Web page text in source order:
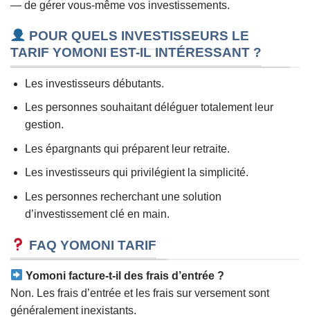
— de gérer vous-même vos investissements.
POUR QUELS INVESTISSEURS LE
TARIF YOMONI EST-IL INTÉRESSANT ?
Les investisseurs débutants.
Les personnes souhaitant déléguer totalement leur
gestion.
Les épargnants qui préparent leur retraite.
Les investisseurs qui privilégient la simplicité.
Les personnes recherchant une solution
d’investissement clé en main.
FAQ YOMONI TARIF
Yomoni facture-t-il des frais d’entrée ?
Non. Les frais d’entrée et les frais sur versement sont
généralement inexistants.